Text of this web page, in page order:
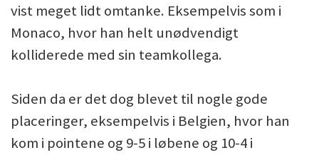
vist meget lidt omtanke. Eksempelvis som i
Monaco, hvor han helt unødvendigt
kolliderede med sin teamkollega.
Siden da er det dog blevet til nogle gode
placeringer, eksempelvis i Belgien, hvor han
kom i pointene og 9-5 i løbene og 10-4 i